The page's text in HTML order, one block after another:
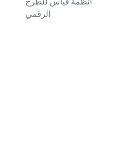
الرقمي